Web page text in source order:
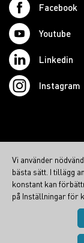
Facebook
Youtube
Linkedin
Instagram
northcom.no
northcom.dk
northcom.fi
Visa
Vi använder
bästa sätt. I tillägg
konstant kan
på Inställningar för